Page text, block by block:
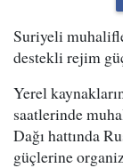
Suriyeli
destekli rejim
Yerel
saatlerinde
Dağı hattında
güçlerine